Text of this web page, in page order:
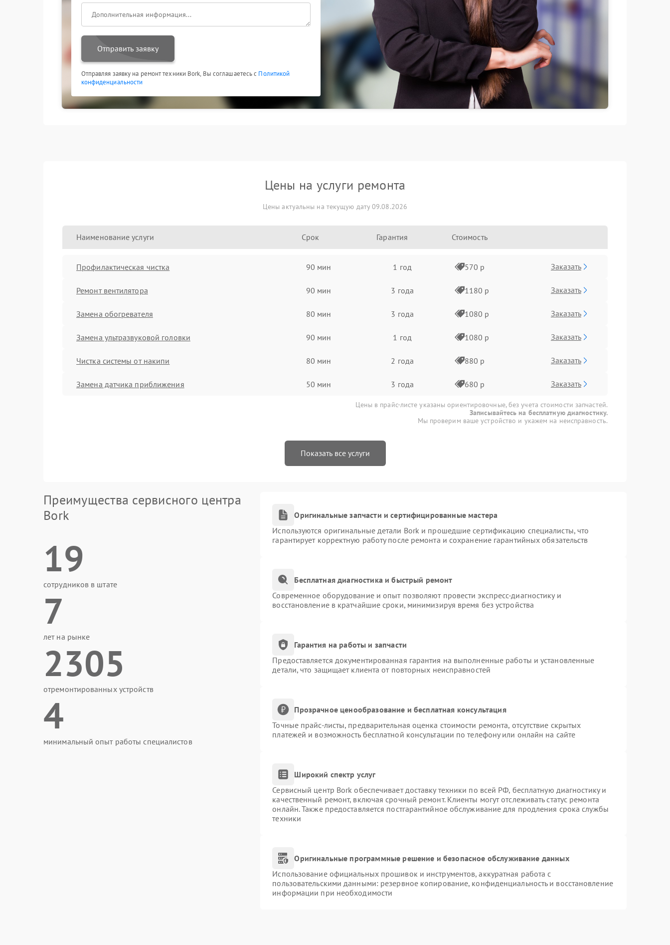
Отправить заявку
Отправляя заявку на ремонт техники Bork, Вы соглашаетесь с Политикой
конфиденциальности
Цены на услуги ремонта
Цены актуальны на текущую дату 09.08.2026
Наименование услуги Срок Гарантия Стоимость
Профилактическая чистка 90 мин 1 год 570 р Заказать
Ремонт вентилятора 90 мин 3 года 1180 р Заказать
Замена обогревателя 80 мин 3 года 1080 р Заказать
Замена ультразвуковой головки 90 мин 1 год 1080 р Заказать
Чистка системы от накипи 80 мин 2 года 880 р Заказать
Замена датчика приближения 50 мин 3 года 680 р Заказать
Цены в прайс-листе указаны ориентировочные, без учета стоимости запчастей.
Записывайтесь на бесплатную диагностику.
Мы проверим ваше устройство и укажем на неисправность.
Показать все услуги
Преимущества сервисного центра
Bork
19
сотрудников в штате
7
лет на рынке
2305
отремонтированных устройств
4
минимальный опыт работы специалистов
Оригинальные запчасти и сертифицированные мастера
Используются оригинальные детали Bork и прошедшие сертификацию специалисты, что
гарантирует корректную работу после ремонта и сохранение гарантийных обязательств
Бесплатная диагностика и быстрый ремонт
Современное оборудование и опыт позволяют провести экспресс-диагностику и
восстановление в кратчайшие сроки, минимизируя время без устройства
Гарантия на работы и запчасти
Предоставляется документированная гарантия на выполненные работы и установленные
детали, что защищает клиента от повторных неисправностей
Прозрачное ценообразование и бесплатная консультация
Точные прайс-листы, предварительная оценка стоимости ремонта, отсутствие скрытых
платежей и возможность бесплатной консультации по телефону или онлайн на сайте
Широкий спектр услуг
Сервисный центр Bork обеспечивает доставку техники по всей РФ, бесплатную диагностику и
качественный ремонт, включая срочный ремонт. Клиенты могут отслеживать статус ремонта
онлайн. Также предоставляется постгарантийное обслуживание для продления срока службы
техники
Оригинальные программные решение и безопасное обслуживание данных
Использование официальных прошивок и инструментов, аккуратная работа с
пользовательскими данными: резервное копирование, конфиденциальность и восстановление
информации при необходимости